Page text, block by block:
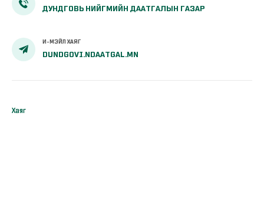
ДУНДГОВЬ НИЙГМИЙН ДААТГАЛЫН ГАЗАР
И-МЭЙЛ ХАЯГ
DUNDGOVI.NDAATGAL.MN
Хаяг